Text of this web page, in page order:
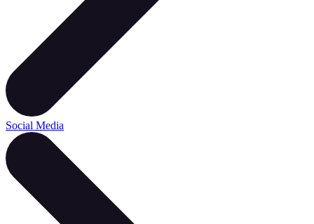
Social Media